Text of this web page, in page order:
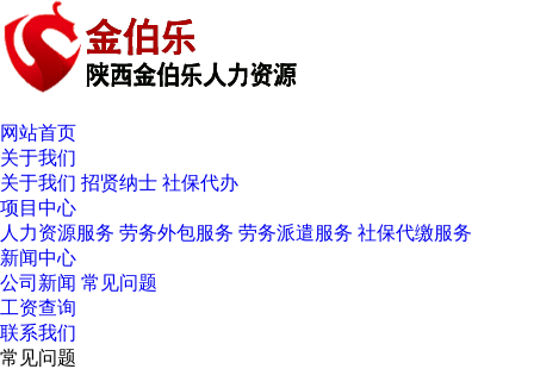
网站首页
关于我们
关于我们 招贤纳士 社保代办
项目中心
人力资源服务 劳务外包服务 劳务派遣服务 社保代缴服务
新闻中心
公司新闻 常见问题
工资查询
联系我们
常见问题